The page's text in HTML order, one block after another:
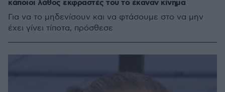
κάποιοι λάθος εκφραστές του το έκαναν κίνημα
Για να το μηδενίσουν και να φτάσουμε στο να μην
έχει γίνει τίποτα, πρόσθεσε